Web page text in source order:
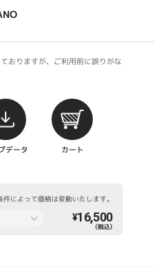
おりますが、ご利用前に誤りがな
データ カート
によって価格は変動いたします。
¥16,500
（税込）